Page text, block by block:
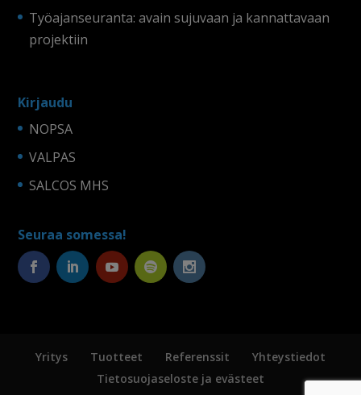
Työajanseuranta: avain sujuvaan ja kannattavaan
projektiin
Kirjaudu
NOPSA
VALPAS
SALCOS MHS
Seuraa somessa!
Yritys Tuotteet Referenssit
Yhteystiedot
Tietosuojaseloste ja evästeet